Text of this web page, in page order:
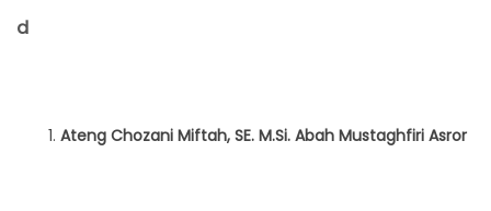
d
Ateng Chozani Miftah, SE. M.Si. Abah Mustaghfiri Asror